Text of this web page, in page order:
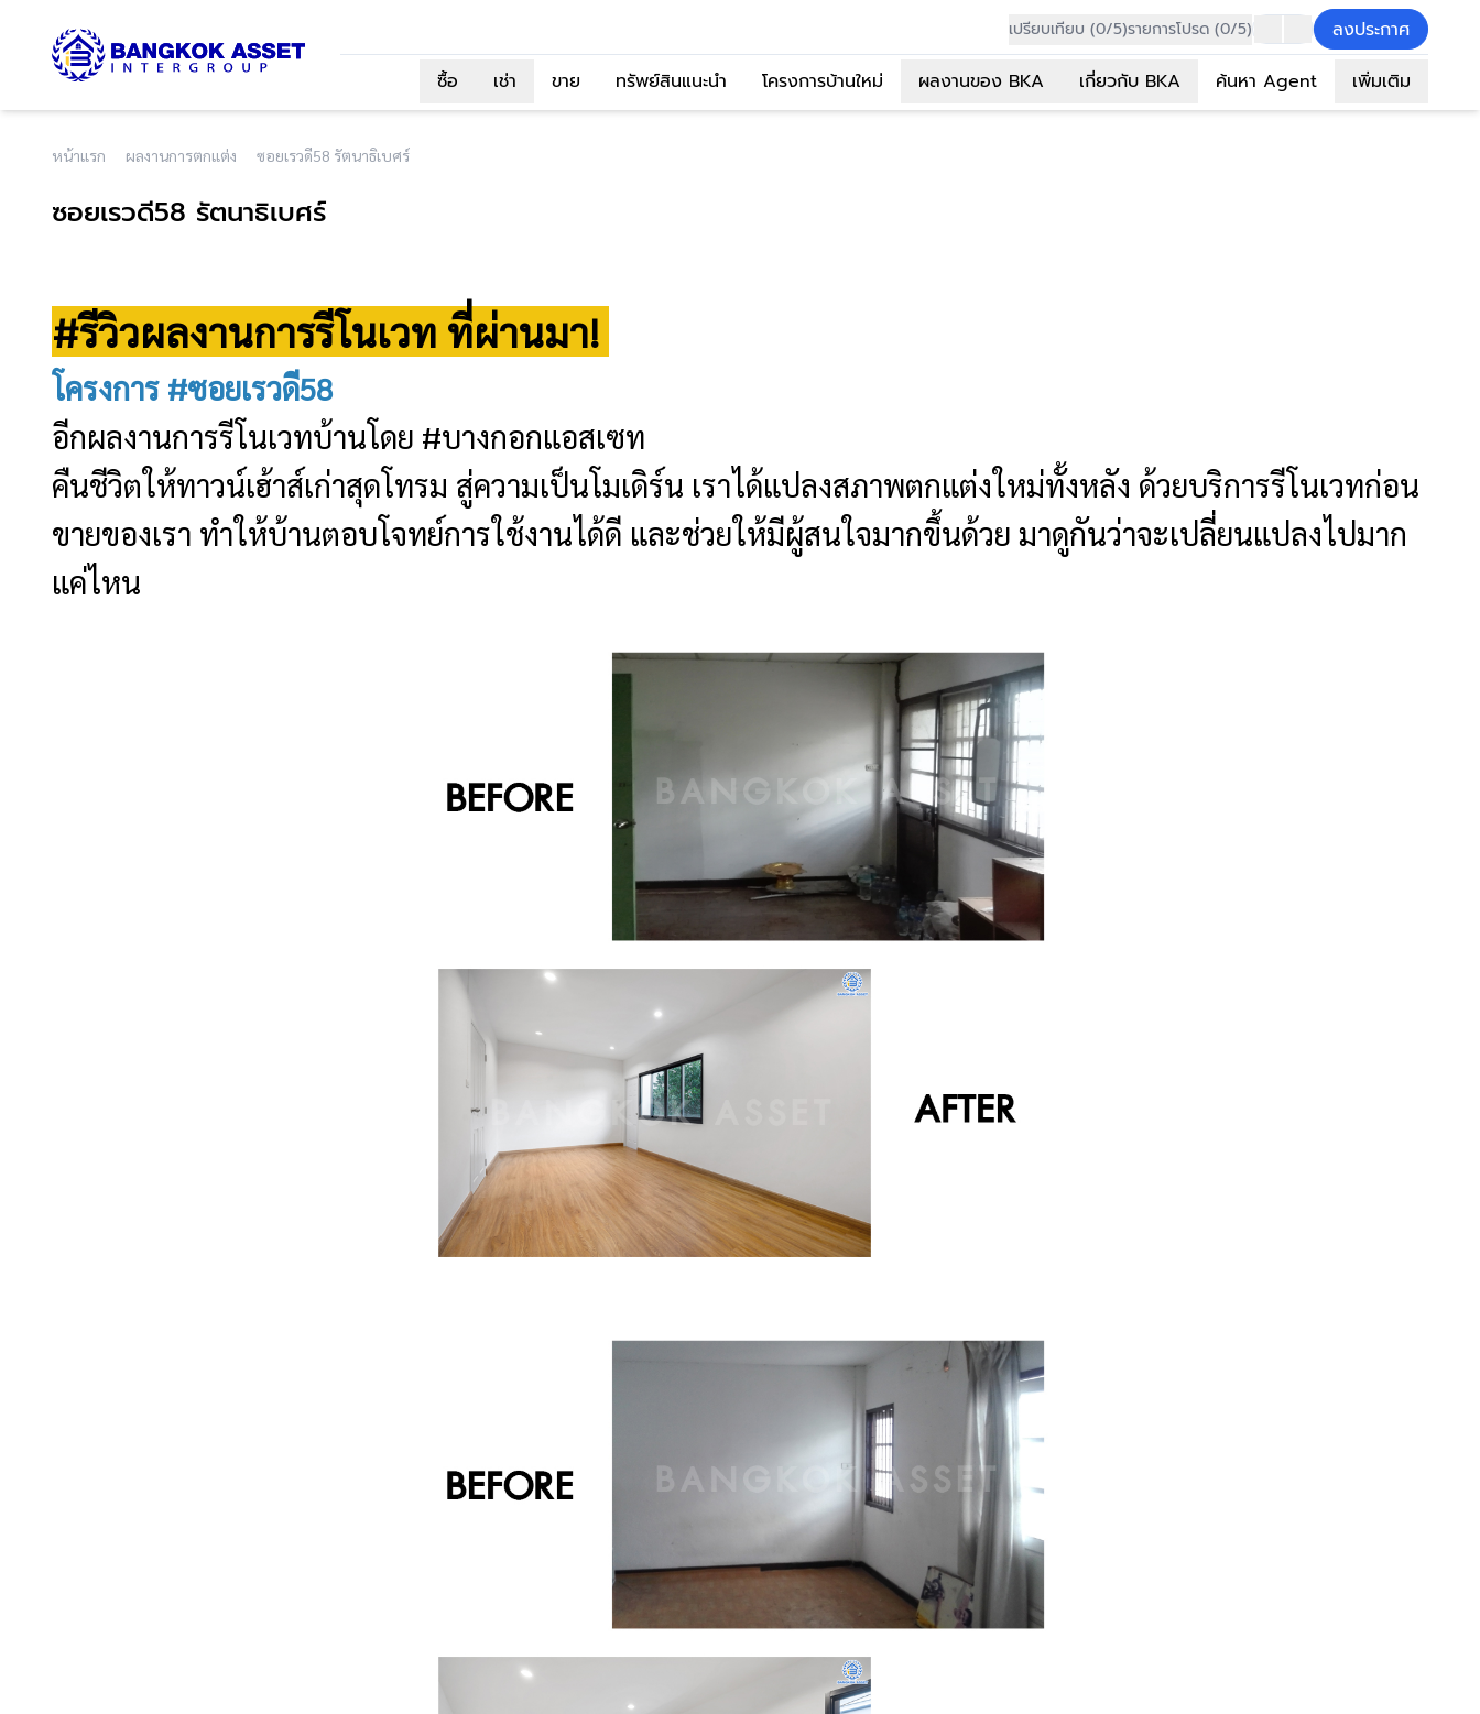
เปรียบเทียบ (0/5)รายการโปรด (0/5)
ลงประกาศ
ซื้อ
เช่า ขาย ทรัพย์สินแนะนำ โครงการบ้านใหม่ ผลงานของ BKA เกี่ยวกับ BKA ค้นหา Agent เพิ่มเติม
หน้าแรก ผลงานการตกแต่ง ซอยเรวดี58 รัตนาธิเบศร์
ซอยเรวดี58 รัตนาธิเบศร์
#รีวิวผลงานการรีโนเวท ที่ผ่านมา!
โครงการ #ซอยเรวดี58
อีกผลงานการรีโนเวทบ้านโดย #บางกอกแอสเซท
คืนชีวิตให้ทาวน์เฮ้าส์เก่าสุดโทรม สู่ความเป็นโมเดิร์น เราได้แปลงสภาพตกแต่งใหม่ทั้งหลัง ด้วยบริการรีโนเวทก่อน
ขายของเรา ทำให้บ้านตอบโจทย์การใช้งานได้ดี และช่วยให้มีผู้สนใจมากขึ้นด้วย มาดูกันว่าจะเปลี่ยนแปลงไปมาก
แค่ไหน